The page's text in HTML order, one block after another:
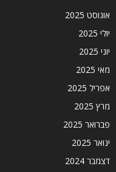
אוגוסט 2025
יולי 2025
יוני 2025
מאי 2025
אפריל 2025
מרץ 2025
פברואר 2025
ינואר 2025
דצמבר 2024